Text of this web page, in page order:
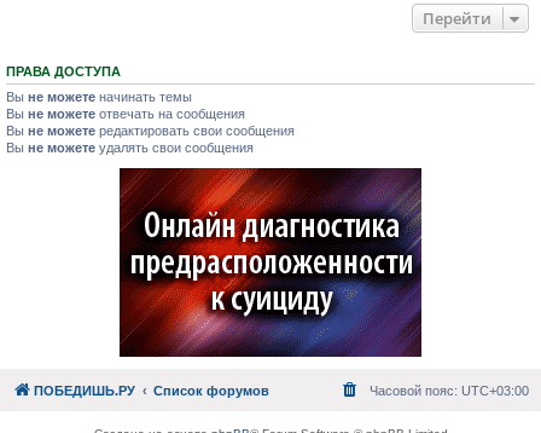
Перейти
ПРАВА ДОСТУПА
Вы не можете начинать темы
Вы не можете отвечать на сообщения
Вы не можете редактировать свои сообщения
Вы не можете удалять свои сообщения
ПОБЕДИШЬ.РУ Список форумов Часовой пояс: UTC+03:00